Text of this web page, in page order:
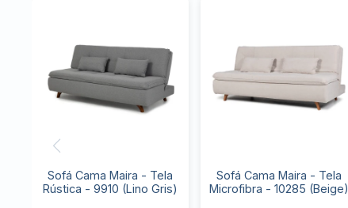
Sofá Cama Maira - Tela
Rústica - 9910 (Lino Gris)
Sofá Cama Maira - Tela
Microfibra - 10285 (Beige)